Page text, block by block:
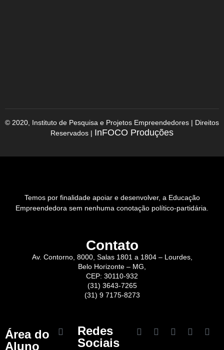
© 2020, Instituto de Pesquisa e Projetos Empreendedores | Direitos
Reservados | InFOCO Produções
Temos por finalidade apoiar e desenvolver, a Educação
Empreendedora sem nenhuma conotação político-partidária.
Contato
Av. Contorno, 8000, Salas 1801 a 1804 – Lourdes,
Belo Horizonte – MG,
CEP: 30110-932
(31) 3643-7265
(31) 9 7175-8273
Área do
Aluno
Redes
Sociais